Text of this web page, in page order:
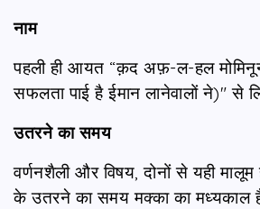
नाम
पहली ही आयत “क़द अफ़-ल-हल
सफलता पाई है ईमान लानेवालों ने)" से
उतरने का समय
वर्णनशैली और विषय, दोनों से यही मालूम
के उतरने का समय मक्का का